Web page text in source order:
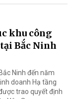
khu công
Bắc Ninh
Ninh đến năm
doanh Hạ tầng
trao quyết định